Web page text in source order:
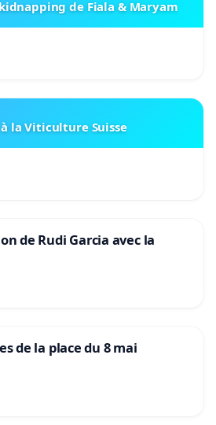
de Fiala & Maryam
la Viticulture Suisse
de Rudi Garcia avec la
de la place du 8 mai